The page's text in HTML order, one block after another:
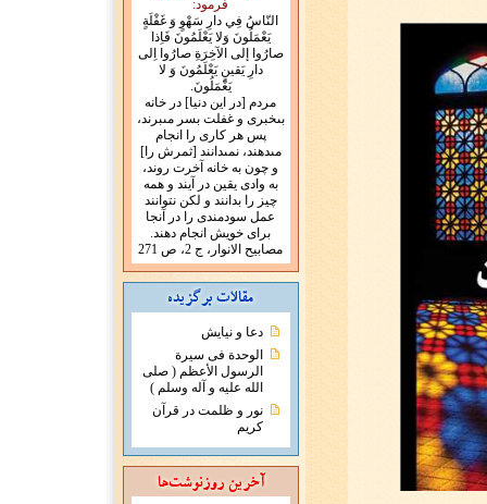
فرمود:
النّاسُ فِي دارِ سَهْوٍ وَ غَفْلَةٍ
يَعْمَلُونَ وَلا يَعْلَمُونَ فَاِذا
صارُوا إلى الآخِرَةِ صارُوا اِلى
دارِ يَقينٍ يَعْلَمُونَ وَ لا
يَعْمَلُونَ.
مردم [در اين دنيا] در خانه
بى‏خبرى و غفلت بسر مى‏برند،
پس هر كارى را انجام
مى‏دهند، نمى‏دانند [ثمرش را]
و چون به خانه آخرت روند،
به وادى يقين در آيند و همه
چيز را بدانند و لكن نتوانند
عمل سودمندى را در آنجا
براى خويش انجام دهند.
مصابيح الانوار، ج 2، ص 271
دعا و نیایش
الوحدة فی سیرة
الرسول الأعظم ( صلی
الله علیه و آله وسلم )
نور و ظلمت در قرآن
کریم